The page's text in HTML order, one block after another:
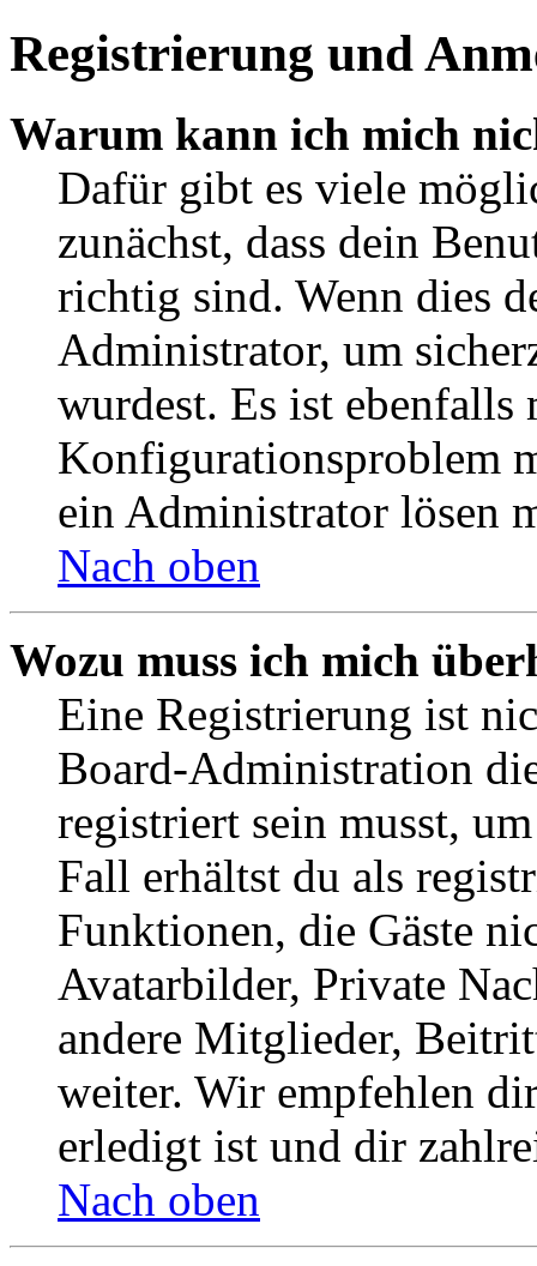
Registrierung und
Warum kann ich mich
Dafür gibt es viele
zunächst, dass dein
richtig sind. Wenn dies
Administrator, um
wurdest. Es ist ebenfalls
Konfigurationsproblem
ein Administrator lösen
Nach oben
Wozu muss ich mich
Eine Registrierung ist
Board-Administration
registriert sein musst,
Fall erhältst du als
Funktionen, die Gäste
Avatarbilder, Private
andere Mitglieder,
weiter. Wir empfehlen
erledigt ist und dir
Nach oben